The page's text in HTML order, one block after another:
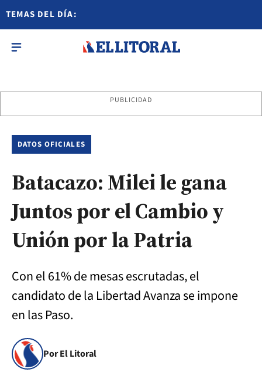
TEMAS DEL DÍA:
PUBLICIDAD
DATOS OFICIALES
Batacazo: Milei le gana
Juntos por el Cambio y
Unión por la Patria
Con el 61% de mesas escrutadas, el
candidato de la Libertad Avanza se impone
en las Paso.
Por El Litoral